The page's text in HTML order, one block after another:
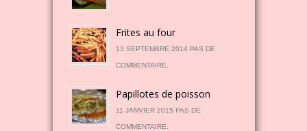
Frites au four
13 SEPTEMBRE 2014 PAS DE
COMMENTAIRE.
Papillotes de poisson
11 JANVIER 2015 PAS DE
COMMENTAIRE.